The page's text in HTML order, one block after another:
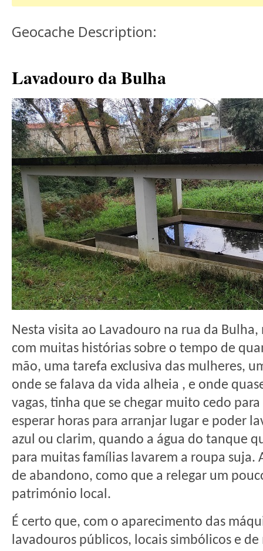
Geocache Description:
Lavadouro da Bulha
Nesta visita ao Lavadouro na rua da Bulha,
com muitas histórias sobre o tempo de
mão, uma tarefa exclusiva das mulheres,
onde se falava da vida alheia , e onde
vagas, tinha que se chegar muito cedo
esperar horas para arranjar lugar e poder
azul ou clarim, quando a água do tanque
para muitas famílias lavarem a roupa suja.
de abandono, como que a relegar um
património local.
É certo que, com o aparecimento das
lavadouros públicos, locais simbólicos e